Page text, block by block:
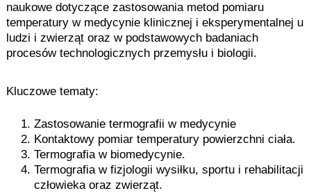
naukowe dotyczące zastosowania metod pomiaru
temperatury w medycynie klinicznej i eksperymentalnej u
ludzi i zwierząt oraz w podstawowych badaniach
procesów technologicznych przemysłu i biologii.
Kluczowe tematy:
Zastosowanie termografii w medycynie
Kontaktowy pomiar temperatury powierzchni ciała.
Termografia w biomedycynie.
Termografia w fizjologii wysiłku, sportu i rehabilitacji
człowieka oraz zwierząt.